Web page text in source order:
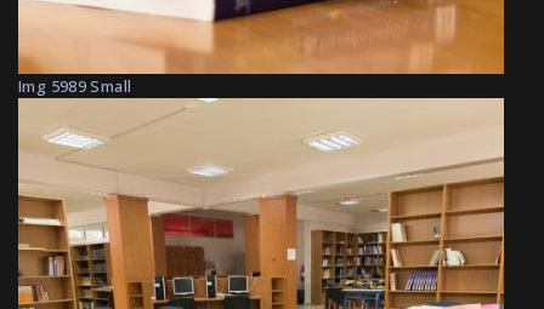
Img 5989 Small